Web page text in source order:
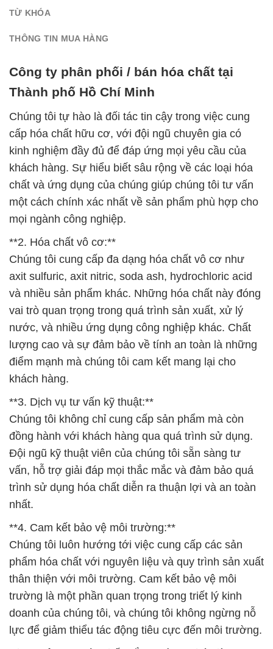
TỪ KHÓA
THÔNG TIN MUA HÀNG
Công ty phân phối / bán hóa chất tại
Thành phố Hồ Chí Minh
Chúng tôi tự hào là đối tác tin cậy trong việc cung
cấp hóa chất hữu cơ, với đội ngũ chuyên gia có
kinh nghiệm đầy đủ để đáp ứng mọi yêu cầu của
khách hàng. Sự hiểu biết sâu rộng về các loại hóa
chất và ứng dụng của chúng giúp chúng tôi tư vấn
một cách chính xác nhất về sản phẩm phù hợp cho
mọi ngành công nghiệp.
**2. Hóa chất vô cơ:**
Chúng tôi cung cấp đa dạng hóa chất vô cơ như
axit sulfuric, axit nitric, soda ash, hydrochloric acid
và nhiều sản phẩm khác. Những hóa chất này đóng
vai trò quan trọng trong quá trình sản xuất, xử lý
nước, và nhiều ứng dụng công nghiệp khác. Chất
lượng cao và sự đảm bảo về tính an toàn là những
điểm mạnh mà chúng tôi cam kết mang lại cho
khách hàng.
**3. Dịch vụ tư vấn kỹ thuật:**
Chúng tôi không chỉ cung cấp sản phẩm mà còn
đồng hành với khách hàng qua quá trình sử dụng.
Đội ngũ kỹ thuật viên của chúng tôi sẵn sàng tư
vấn, hỗ trợ giải đáp mọi thắc mắc và đảm bảo quá
trình sử dụng hóa chất diễn ra thuận lợi và an toàn
nhất.
**4. Cam kết bảo vệ môi trường:**
Chúng tôi luôn hướng tới việc cung cấp các sản
phẩm hóa chất với nguyên liệu và quy trình sản xuất
thân thiện với môi trường. Cam kết bảo vệ môi
trường là một phần quan trọng trong triết lý kinh
doanh của chúng tôi, và chúng tôi không ngừng nỗ
lực để giảm thiểu tác động tiêu cực đến môi trường.